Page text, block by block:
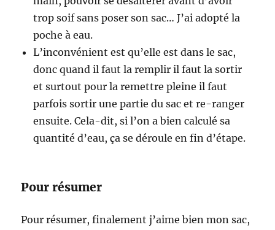
trop soif sans poser son sac… J’ai adopté la
poche à eau.
L’inconvénient est qu’elle est dans le sac,
donc quand il faut la remplir il faut la sortir
et surtout pour la remettre pleine il faut
parfois sortir une partie du sac et re-ranger
ensuite. Cela-dit, si l’on a bien calculé sa
quantité d’eau, ça se déroule en fin d’étape.
Pour résumer
Pour résumer, finalement j’aime bien mon sac,